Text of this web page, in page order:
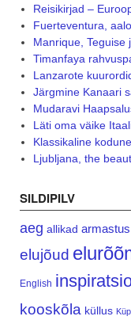
Reisikirjad –
Fuerteventura,
Manrique, Teguise
Timanfaya
Lanzarote
Järgmine Kanaari
Mudaravi
Läti oma väike
Klassikaline
Ljubljana, the
SILDIPILV
aeg allikad armastus
elujõud
English
kooskõla küllus